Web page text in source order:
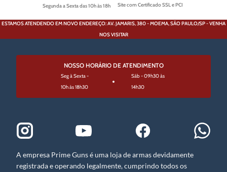
Segunda a Sexta das 10h às 18h Site com Certificado SSL e PCI
ESTAMOS ATENDENDO EM NOVO ENDEREÇO: AV. JAMARIS, 380 - MOEMA, SÃO PAULO/SP - VENHA
NOS VISITAR
NOSSO HORÁRIO DE ATENDIMENTO
Seg à Sexta -
10h às 18h30
Sáb - 09h30 às
14h30
A empresa Prime Guns é uma loja de armas devidamente
registrada e operando legalmente, cumprindo todos os